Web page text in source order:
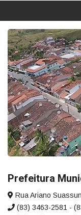
Prefeitura
Rua Ariano
(83) 3463-2581 -